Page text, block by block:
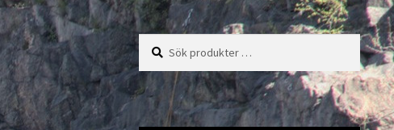
Sök
efter:
Sök